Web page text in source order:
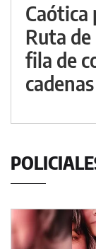
Caótica
Ruta
fila de